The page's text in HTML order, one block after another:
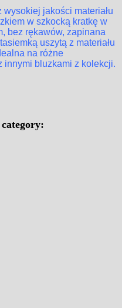
jakości materiału
w szkocką kratkę w
bez rękawów, zapinana
uszytą z materiału
na różne
innymi bluzkami z kolekcji.